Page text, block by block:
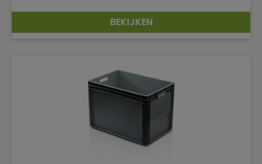
DETAILS
BEKIJKEN